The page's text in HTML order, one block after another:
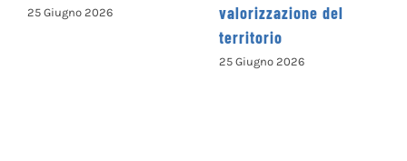
valorizzazione del
Nazionale
“Camminando tra le
parole” – COME